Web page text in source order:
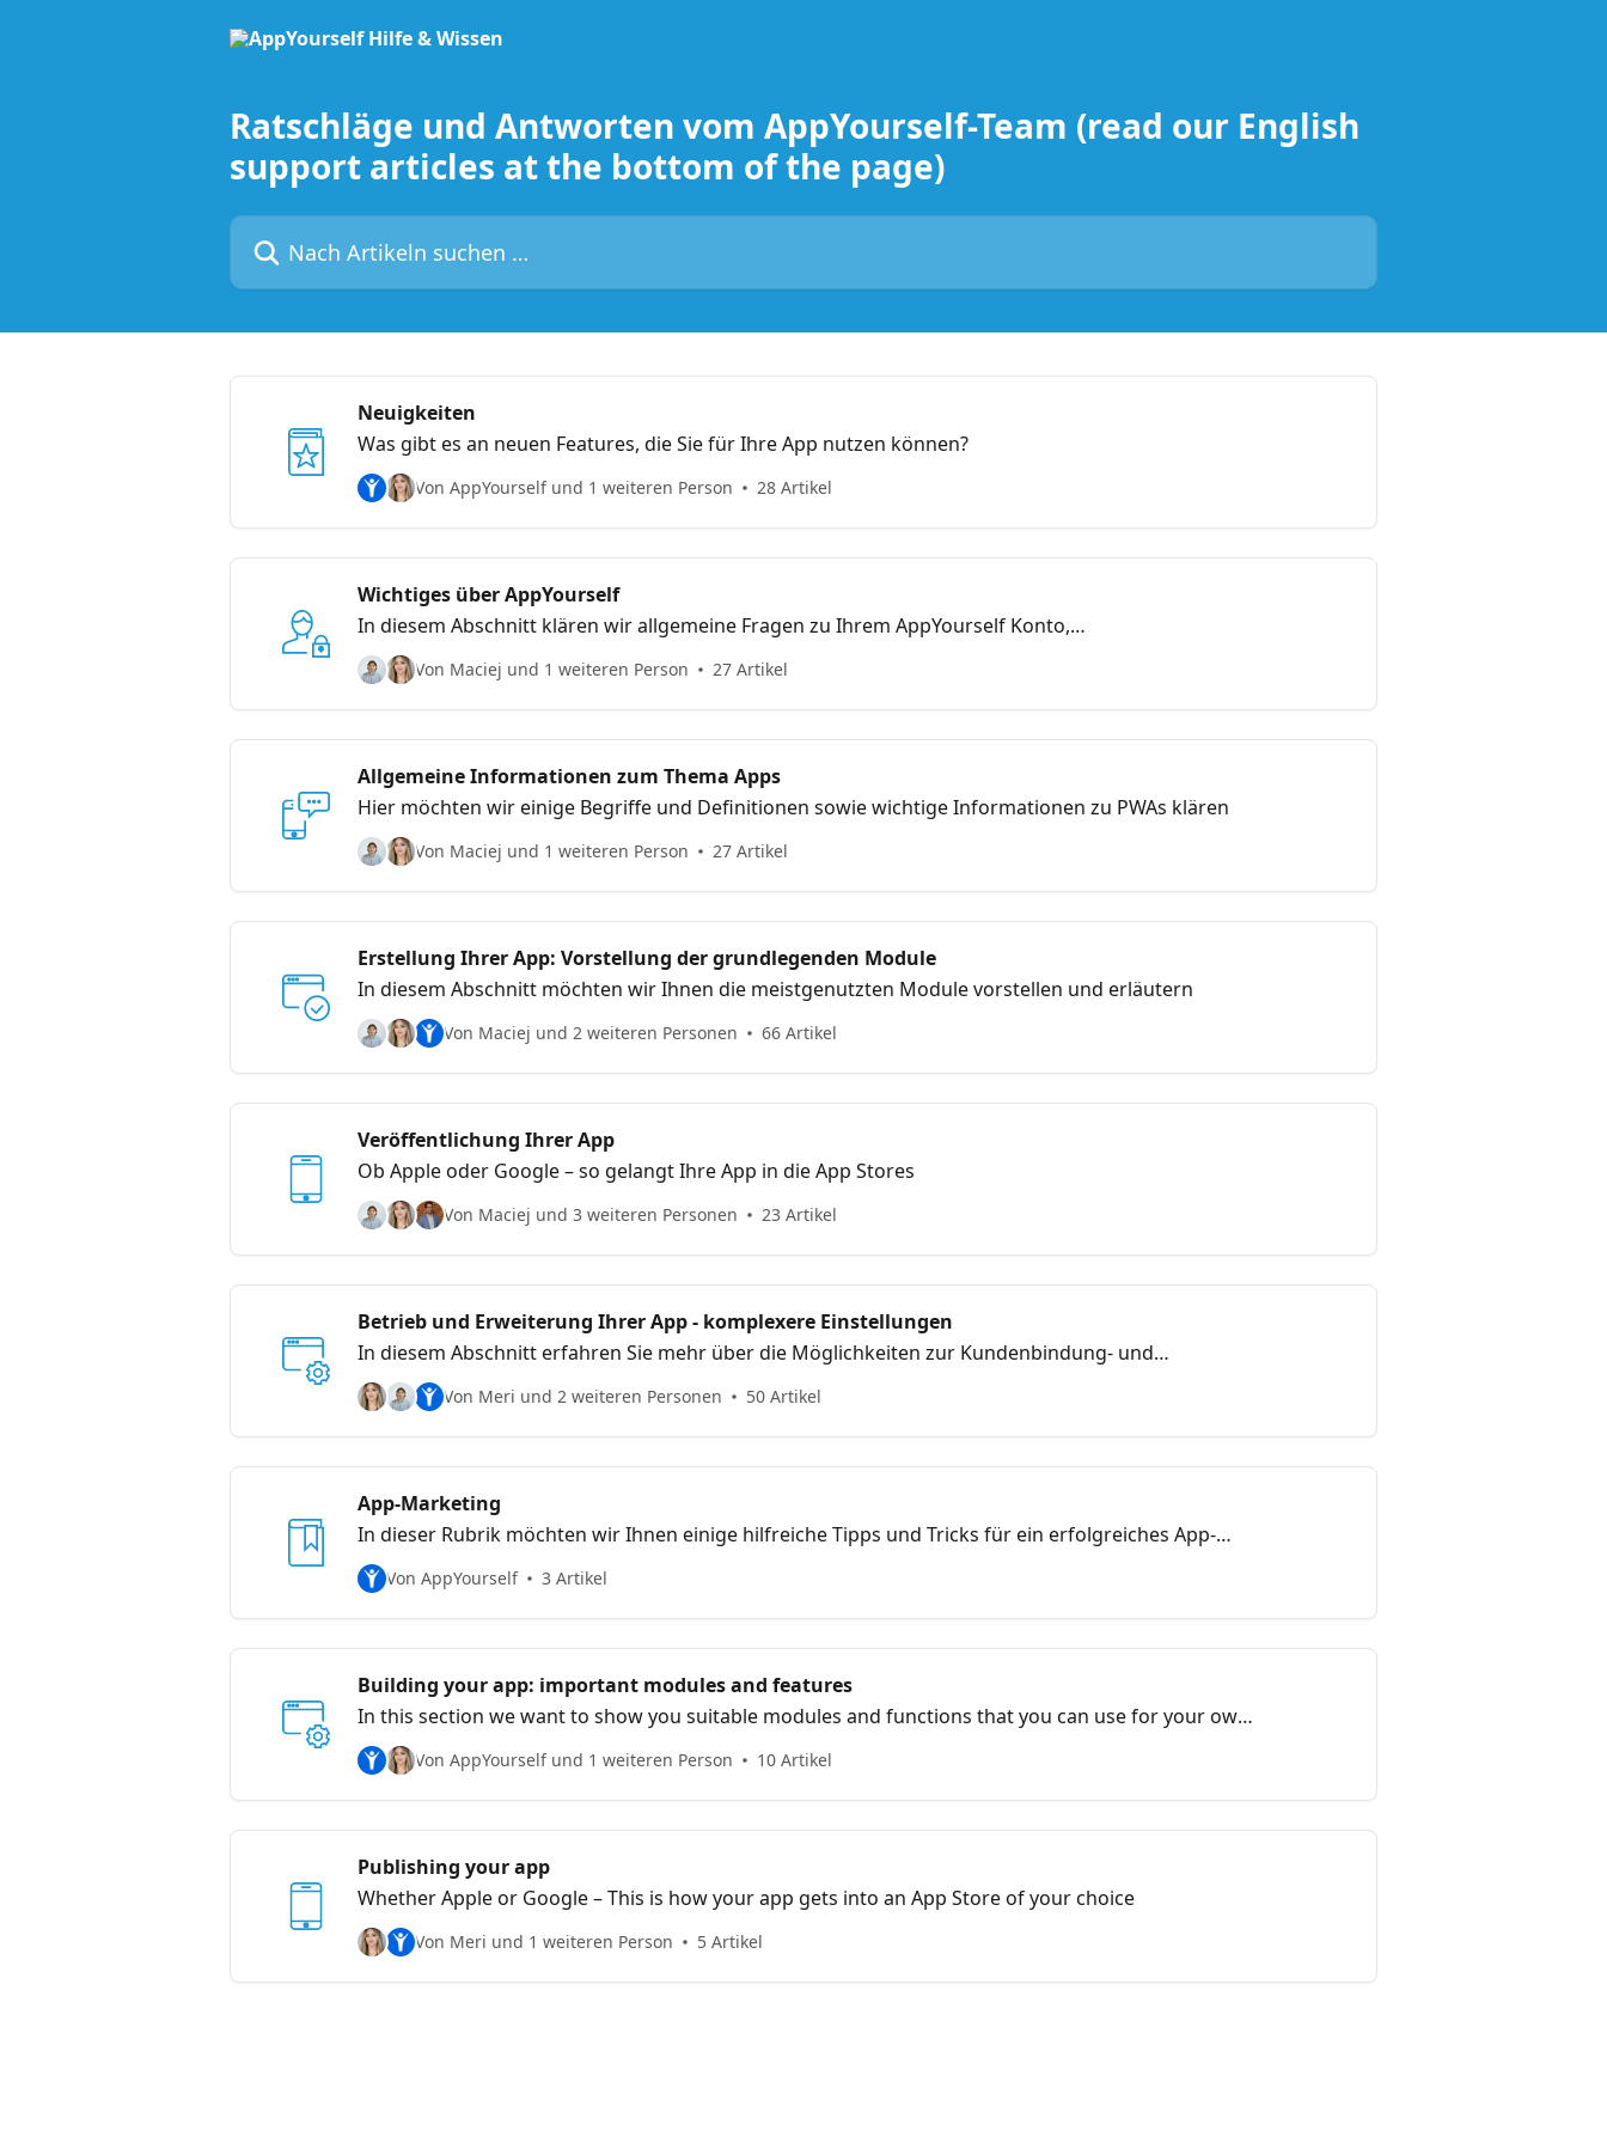
Ratschläge und Antworten vom AppYourself-Team (read our English
support articles at the bottom of the page)
Nach Artikeln suchen …
Neuigkeiten
Was gibt es an neuen Features, die Sie für Ihre App nutzen können?
Von AppYourself und 1 weiteren Person 28 Artikel
Wichtiges über AppYourself
In diesem Abschnitt klären wir allgemeine Fragen zu Ihrem AppYourself Konto,
Kontaktmöglichkeiten und Datenschutz
Von Maciej und 1 weiteren Person 27 Artikel
Allgemeine Informationen zum Thema Apps
Hier möchten wir einige Begriffe und Definitionen sowie wichtige Informationen zu PWAs klären
Von Maciej und 1 weiteren Person 27 Artikel
Erstellung Ihrer App: Vorstellung der grundlegenden Module
In diesem Abschnitt möchten wir Ihnen die meistgenutzten Module vorstellen und erläutern
Von Maciej und 2 weiteren Personen 66 Artikel
Veröffentlichung Ihrer App
Ob Apple oder Google – so gelangt Ihre App in die App Stores
Von Maciej und 3 weiteren Personen 23 Artikel
Betrieb und Erweiterung Ihrer App - komplexere Einstellungen
In diesem Abschnitt erfahren Sie mehr über die Möglichkeiten zur Kundenbindung- und
Aktivierung mit Ihrer App
Von Meri und 2 weiteren Personen 50 Artikel
App-Marketing
In dieser Rubrik möchten wir Ihnen einige hilfreiche Tipps und Tricks für ein erfolgreiches App-
Marketing mit auf den Weg geben
Von AppYourself 3 Artikel
Building your app: important modules and features
In this section we want to show you suitable modules and functions that you can use for your own
app
Von AppYourself und 1 weiteren Person 10 Artikel
Publishing your app
Whether Apple or Google – This is how your app gets into an App Store of your choice
Von Meri und 1 weiteren Person 5 Artikel